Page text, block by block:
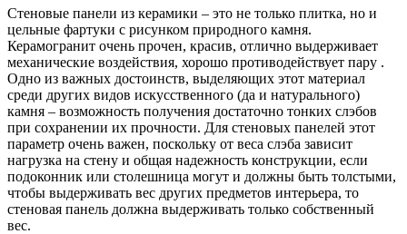
Стеновые панели из керамики – это не только плитка, но и
цельные фартуки с рисунком природного камня.
Керамогранит очень прочен, красив, отлично выдерживает
механические воздействия, хорошо противодействует пару .
Одно из важных достоинств, выделяющих этот материал
среди других видов искусственного (да и натурального)
камня – возможность получения достаточно тонких слэбов
при сохранении их прочности. Для стеновых панелей этот
параметр очень важен, поскольку от веса слэба зависит
нагрузка на стену и общая надежность конструкции, если
подоконник или столешница могут и должны быть толстыми,
чтобы выдерживать вес других предметов интерьера, то
стеновая панель должна выдерживать только собственный
вес.